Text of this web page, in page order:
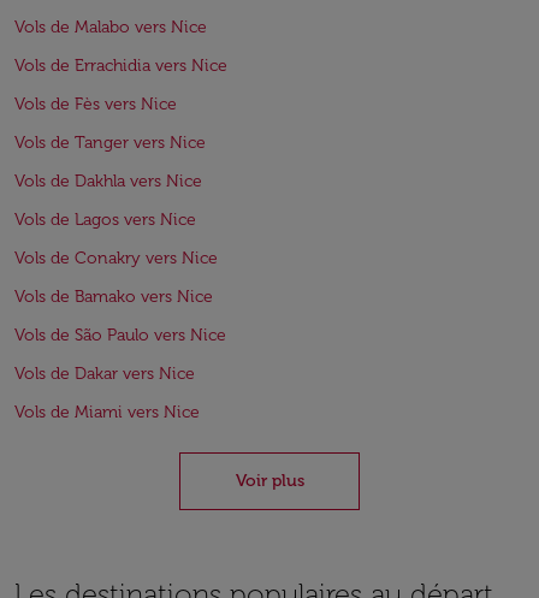
Vols de Malabo vers Nice
Vols de Errachidia vers Nice
Vols de Fès vers Nice
Vols de Tanger vers Nice
Vols de Dakhla vers Nice
Vols de Lagos vers Nice
Vols de Conakry vers Nice
Vols de Bamako vers Nice
Vols de São Paulo vers Nice
Vols de Dakar vers Nice
Vols de Miami vers Nice
Voir plus